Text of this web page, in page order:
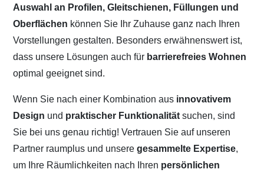
Auswahl an Profilen, Gleitschienen, Füllungen und
Oberflächen können Sie Ihr Zuhause ganz nach Ihren
Vorstellungen gestalten. Besonders erwähnenswert ist,
dass unsere Lösungen auch für barrierefreies Wohnen
optimal geeignet sind.
Wenn Sie nach einer Kombination aus innovativem
Design und praktischer Funktionalitätsuchen, sind
Sie bei uns genau richtig! Vertrauen Sie auf unseren
Partner raumplus und unseregesammelte Expertise,
um Ihre Räumlichkeiten nach Ihren persönlichen